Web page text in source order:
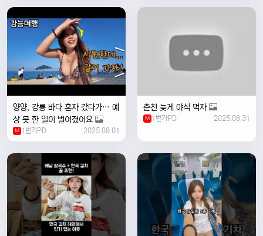
양양, 강릉 바다 혼자 갔다가… 예
상 못 한 일이 벌어졌어요
M 1번가PD 2025.09.01
춘천 늦게 야식 먹자
M 1번가PD 2025.08.31